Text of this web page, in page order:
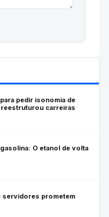
pedir isonomia de
carreiras
O etanol de volta
servidores prometem